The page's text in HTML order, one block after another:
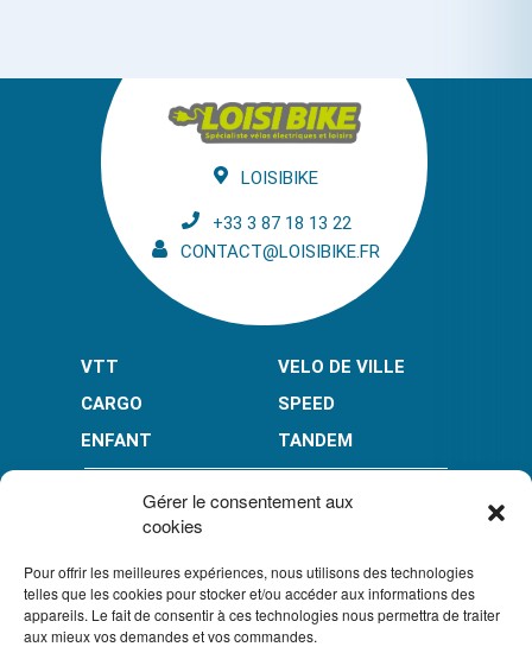
Gérer le consentement aux
cookies
Pour offrir les meilleures expériences, nous utilisons des technologies
telles que les cookies pour stocker et/ou accéder aux informations des
appareils. Le fait de consentir à ces technologies nous permettra de traiter
aux mieux vos demandes et vos commandes.
LOISIBIKE
+33 3 87 18 13 22
CONTACT@LOISIBIKE.FR
VTT
VELO DE VILLE
CARGO
SPEED
ENFANT
TANDEM
PAIEMENT EN PLUSIEURS FOIS* :
LIMITÉ À 3000 € POUR LE 10X. LIMITÉ À 6000 € POUR LE 3X ET 4X.
CONDITION GÉNÉRALES DE VENTE